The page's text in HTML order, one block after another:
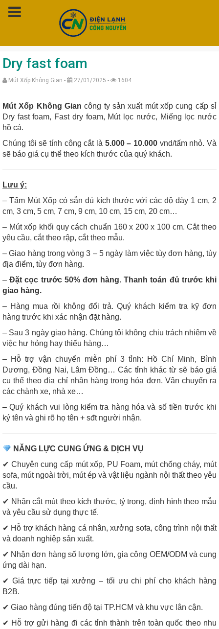
Dry fast foam
Mút Xốp Không Gian - 27/01/2025 - 1604
Mút Xốp Không Giancông ty sản xuất mút xốp cung cấp sỉ
Dry fast foam, Fast dry foam, Mút lọc nước, Miếng lọc nước
hồ cá.
Chúng tôi sẽ tính công cắt là 5.000 – 10.000 vnd/tấm nhỏ. Và
sẽ báo giá cụ thể theo kích thước của quý khách.
Lưu ý:
– Tấm Mút Xốp có sẵn đủ kích thước với các độ dày 1 cm, 2
cm, 3 cm, 5 cm, 7 cm, 9 cm, 10 cm, 15 cm, 20 cm…
– Mút xốp khối quy cách chuẩn 160 x 200 x 100 cm. Cắt theo
yêu cầu, cắt theo rập, cắt theo mẫu.
– Giao hàng trong vòng 3 – 5 ngày làm việc tùy đơn hàng, tùy
địa điểm, tùy đơn hàng.
–Đặt cọc trước 50% đơn hàng. Thanh toán đủ trước khi
giao hàng.
– Hàng mua rồi không đổi trả. Quý khách kiểm tra kỹ đơn
hàng trước khi xác nhận đặt hàng.
– Sau 3 ngày giao hàng. Chúng tôi không chịu trách nhiệm về
việc hư hỏng hay thiếu hàng…
– Hỗ trợ vận chuyển miễn phí 3 tỉnh: Hồ Chí Minh, Bình
Dương, Đồng Nai, Lâm Đồng… Các tỉnh khác từ sẽ báo giá
cụ thể theo địa chỉ nhận hàng trong hóa đơn. Vận chuyển ra
các chành xe, nhà xe…
– Quý khách vui lòng kiểm tra hàng hóa và số tiền trước khi
ký tên và ghi rõ họ tên + sđt người nhận.
NĂNG LỰC CUNG ỨNG & DỊCH VỤ
✔ Chuyên cung cấp mút xốp, PU Foam, mút chống cháy, mút
sofa, mút ngoài trời, mút ép và vật liệu ngành nội thất theo yêu
cầu.
✔ Nhận cắt mút theo kích thước, tỷ trọng, định hình theo mẫu
và yêu cầu sử dụng thực tế.
✔ Hỗ trợ khách hàng cá nhân, xưởng sofa, công trình nội thất
và doanh nghiệp sản xuất.
✔ Nhận đơn hàng số lượng lớn, gia công OEM/ODM và cung
ứng dài hạn.
✔ Giá trực tiếp tại xưởng – tối ưu chi phí cho khách hàng
B2B.
✔ Giao hàng đúng tiến độ tại TP.HCM và khu vực lân cận.
✔ Hỗ trợ gửi hàng đi các tỉnh thành trên toàn quốc theo nhu